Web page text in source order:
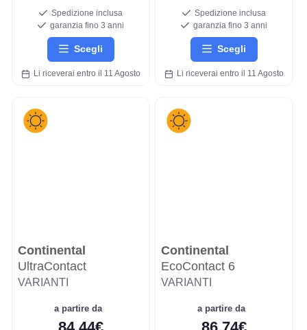
Spedizione inclusa
garanzia fino 3 anni
Scegli
Li riceverai entro il 11 Agosto
Spedizione inclusa
garanzia fino 3 anni
Scegli
Li riceverai entro il 11 Agosto
Continental
UltraContact
VARIANTI
a partire da
Continental
EcoContact 6
VARIANTI
a partire da